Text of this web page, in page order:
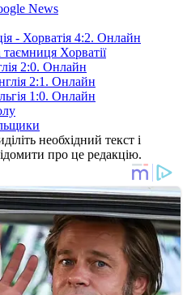
News
- Хорватія 4:2. Онлайн
Хорватії
2:0. Онлайн
2:1. Онлайн
1:0. Онлайн
необхідний текст і
про це редакцію.